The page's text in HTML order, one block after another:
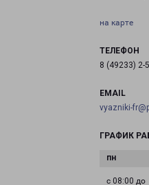
на карте
ТЕЛЕФОН
8 (49233) 2-
EMAIL
vyazniki-
ГРАФИК
с 08:00 до